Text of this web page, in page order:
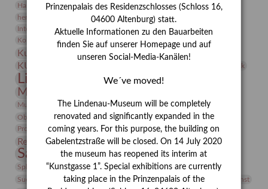
Hanns-Conon von der Gabelentz Heinrich Kirchhoff Heldinnen
herman de vries Humboldt
Insekten
Integriertes Schädlingsmanagement
Italien Jahresempfang
Jubiläum
Kolosseum
Kooperationsausstellung Korkmodelle Kunst
Kunstmuseum Kunstvermittlung Kunst von Kühl
KUNSTWAND Lehmbruck
Lindenau-Museum Marstall
Museumsgeschichte
Museumspädagogik Mäzen Napoleon Natur
Neue Remise
Objekt im Fokus
Paul Klee Peter Schnürpel Phelloplastik
Pohlhof
Provenienz
Provenienzforschung
Restaurierung Restitution Rudi Lesser Ruth Wolf-Rehfeld
Sammlung Samstagszeichner Skulptur
Sonderausstellung
Sphinx
studio Studio Bildende Kunst
studioDIGITAL
Suermondt-Ludwig-Museum
Vermittlung Video
Videokunst
Prinzenpalais des Residenzschlosses (Schloss 16,
04600 Altenburg) statt.
Aktuelle Informationen zu den Bauarbeiten
finden Sie auf unserer Homepage und auf
unseren Social-Media-Kanälen!
We´ve moved!
The Lindenau-Museum will be completely
renovated and significantly expanded in the
coming years. For this purpose, the building on
Gabelentzstraße will be closed. On 14 July 2020
the museum has reopened its interim at
“Kunstgasse 1”. Special exhibitions are currently
taking place in the Prinzenpalais of the